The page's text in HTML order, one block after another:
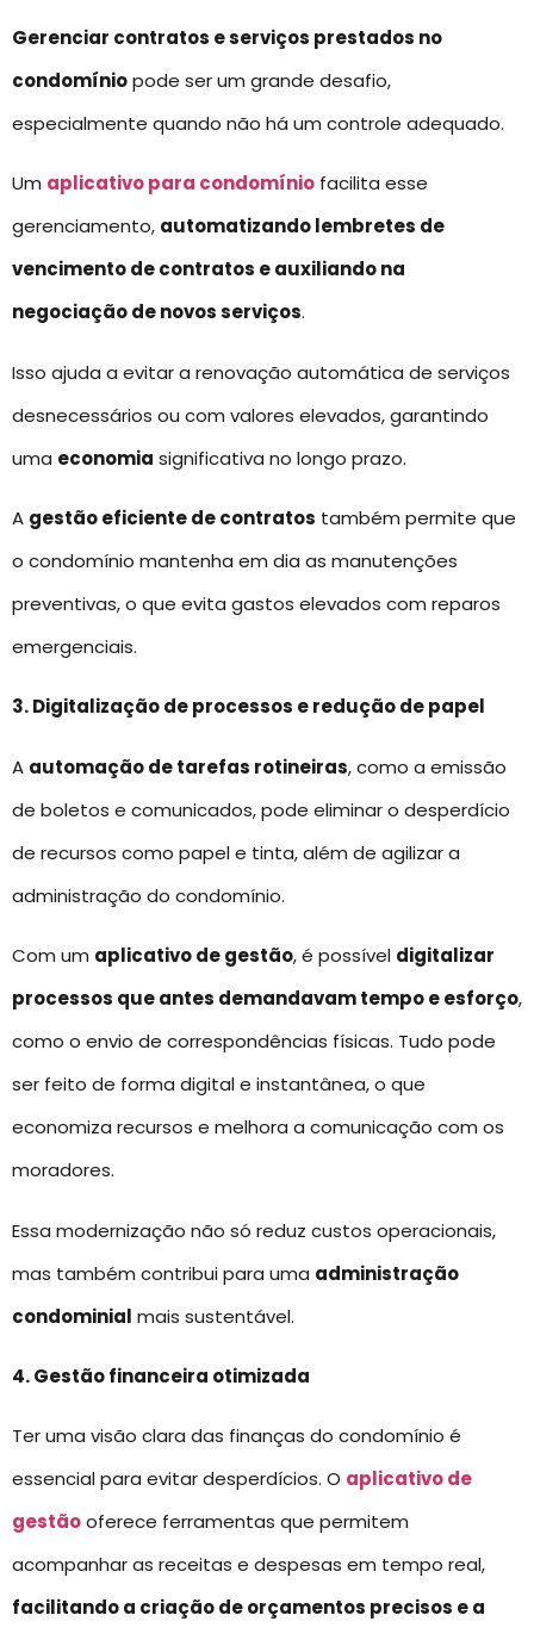
Gerenciar contratos e serviços prestados no
condomíniopode ser um grande desafio,
especialmente quando não há um controle adequado.
Um aplicativo para condomínio facilita esse
gerenciamento, automatizando lembretes de
vencimento de contratos e auxiliando na
negociação de novos serviços.
Isso ajuda a evitar a renovação automática de serviços
desnecessários ou com valores elevados, garantindo
uma economia significativa no longo prazo.
A gestão eficiente de contratos também permite que
o condomínio mantenha em dia as manutenções
preventivas, o que evita gastos elevados com reparos
emergenciais.
3. Digitalização de processos e redução de papel
A automação de tarefas rotineiras, como a emissão
de boletos e comunicados, pode eliminar o desperdício
de recursos como papel e tinta, além de agilizar a
administração do condomínio.
Com um aplicativo de gestão, é possível digitalizar
processos que antes demandavam tempo e esforço,
como o envio de correspondências físicas. Tudo pode
ser feito de forma digital e instantânea, o que
economiza recursos e melhora a comunicação com os
moradores.
Essa modernização não só reduz custos operacionais,
mas também contribui para uma administração
condominial mais sustentável.
4. Gestão financeira otimizada
Ter uma visão clara das finanças do condomínio é
essencial para evitar desperdícios. O aplicativo de
gestãooferece ferramentas que permitem
acompanhar as receitas e despesas em tempo real,
facilitando a criação de orçamentos precisos e a